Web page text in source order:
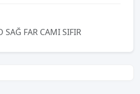
SAĞ FAR CAMI SIFIR